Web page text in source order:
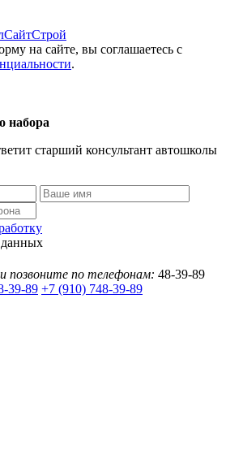
на сайте, вы соглашаетесь с
.
набора
старший консультант автошколы
позвоните по телефонам: 48-39-89
39-89 +7 (910) 748-39-89